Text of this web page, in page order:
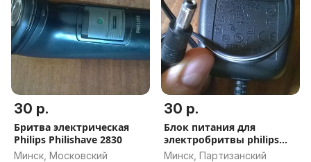
30 р.
Бритва электрическая
Philips Philishave 2830
Минск, Московский
30 р.
Блок питания для
электробритвы philips
42030355366
Минск, Партизанский